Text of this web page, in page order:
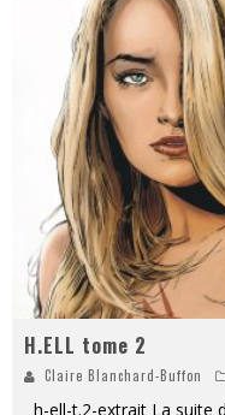
H.ELL tome 2
Claire Blanchard-Buffon
h-ell-t.2-extrait La suite